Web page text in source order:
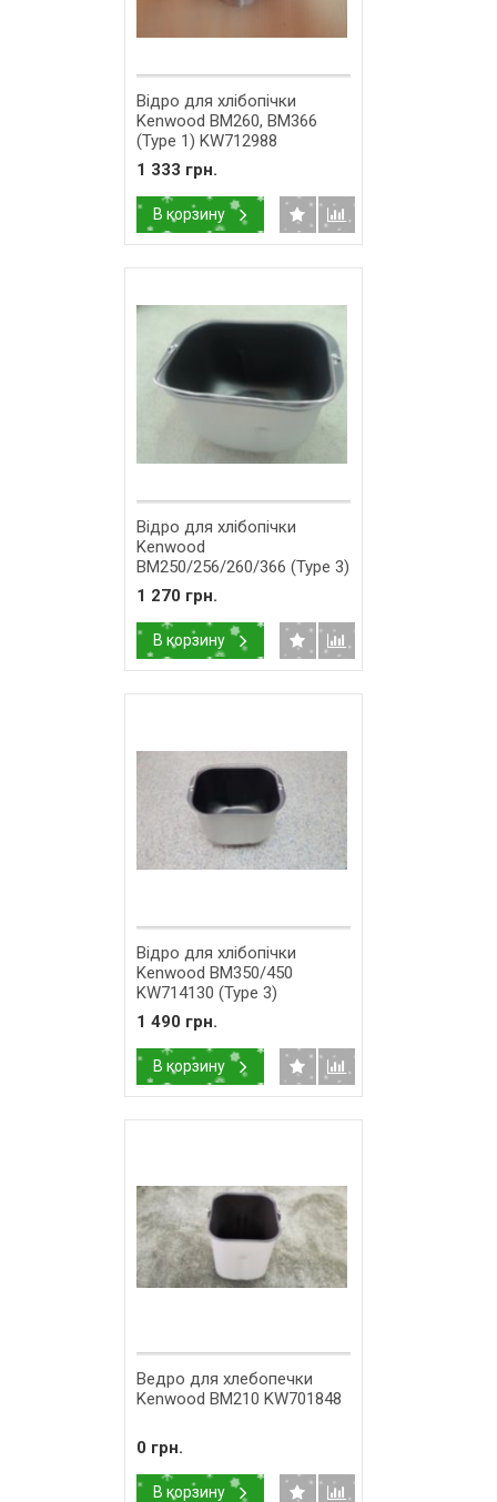
Відро для хлібопічки
Kenwood BM260, BM366
(Type 1) KW712988
1 333 грн.
В корзину
Відро для хлібопічки
Kenwood
BM250/256/260/366 (Type 3)
KW715072
1 270 грн.
В корзину
Відро для хлібопічки
Kenwood BM350/450
KW714130 (Type 3)
1 490 грн.
В корзину
Ведро для хлебопечки
Kenwood BM210 KW701848
0 грн.
В корзину